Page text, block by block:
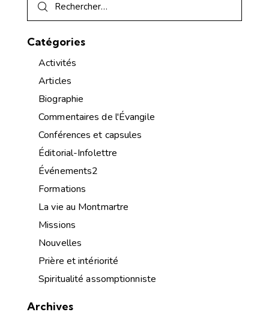
Catégories
Activités
Articles
Biographie
Commentaires de l'Évangile
Conférences et capsules
Éditorial-Infolettre
Événements2
Formations
La vie au Montmartre
Missions
Nouvelles
Prière et intériorité
Spiritualité assomptionniste
Archives